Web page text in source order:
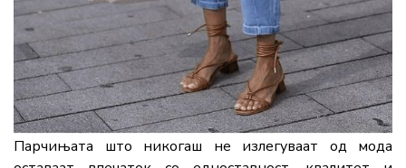
Парчињата што никогаш не излегуваат од мода